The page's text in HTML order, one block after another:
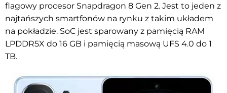
flagowy procesor Snapdragon 8 Gen 2. Jest to jeden z
najtańszych smartfonów na rynku z takim układem
na pokładzie. SoC jest sparowany z pamięcią RAM
LPDDR5X do 16 GB i pamięcią masową UFS 4.0 do 1
TB.